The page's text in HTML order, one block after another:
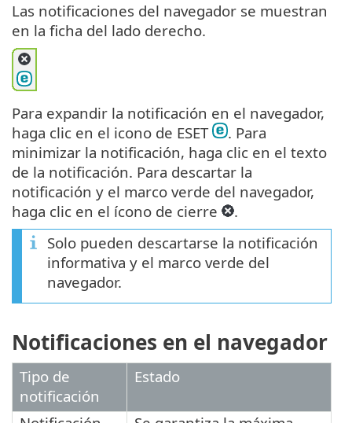
Las notificaciones del navegador se muestran
en la ficha del lado derecho.
Para expandir la notificación en el navegador,
haga clic en el icono de ESET
. Para
minimizar la notificación, haga clic en el texto
de la notificación. Para descartar la
notificación y el marco verde del navegador,
haga clic en el ícono de cierre
.
Solo pueden descartarse la notificación
informativa y el marco verde del
navegador.
Notificaciones en el navegador
Tipo de
notificación
Estado